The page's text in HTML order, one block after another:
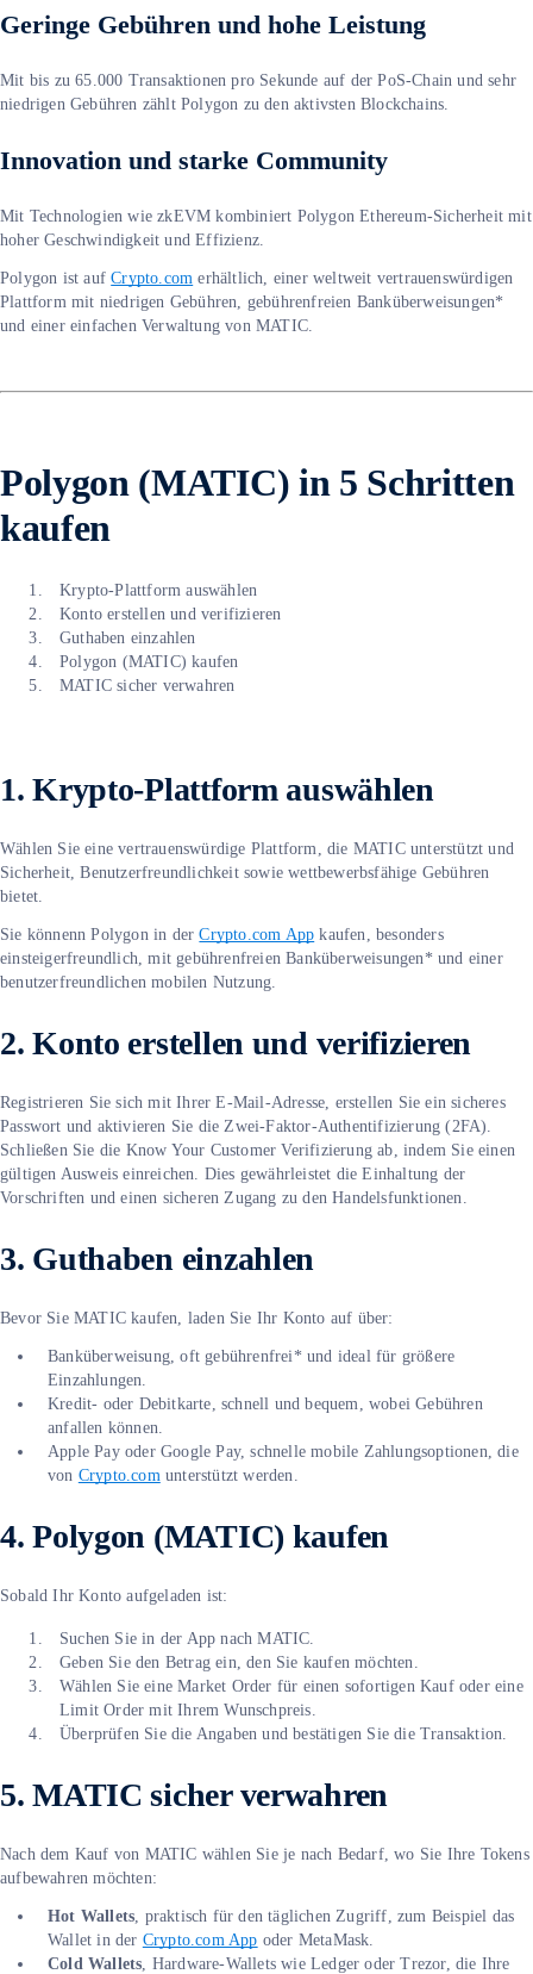
Geringe Gebühren und hohe Leistung
Mit bis zu 65.000 Transaktionen pro Sekunde auf der PoS-Chain und sehr
niedrigen Gebühren zählt Polygon zu den aktivsten Blockchains.
Innovation und starke Community
Mit Technologien wie zkEVM kombiniert Polygon Ethereum-Sicherheit mit
hoher Geschwindigkeit und Effizienz.
Polygon ist aufCrypto.com erhältlich, einer weltweit vertrauenswürdigen
Plattform mit niedrigen Gebühren, gebührenfreien Banküberweisungen*
und einer einfachen Verwaltung von MATIC.
Polygon (MATIC) in 5 Schritten
kaufen
Krypto-Plattform auswählen
Konto erstellen und verifizieren
Guthaben einzahlen
Polygon (MATIC) kaufen
MATIC sicher verwahren
1. Krypto-Plattform auswählen
Wählen Sie eine vertrauenswürdige Plattform, die MATIC unterstützt und
Sicherheit, Benutzerfreundlichkeit sowie wettbewerbsfähige Gebühren
bietet.
Sie könnenn Polygon in derCrypto.com App kaufen, besonders
einsteigerfreundlich, mit gebührenfreien Banküberweisungen* und einer
benutzerfreundlichen mobilen Nutzung.
2. Konto erstellen und verifizieren
Registrieren Sie sich mit Ihrer E-Mail-Adresse, erstellen Sie ein sicheres
Passwort und aktivieren Sie die Zwei-Faktor-Authentifizierung (2FA).
Schließen Sie die Know Your Customer Verifizierung ab, indem Sie einen
gültigen Ausweis einreichen. Dies gewährleistet die Einhaltung der
Vorschriften und einen sicheren Zugang zu den Handelsfunktionen.
3. Guthaben einzahlen
Bevor Sie MATIC kaufen, laden Sie Ihr Konto auf über:
Banküberweisung, oft gebührenfrei* und ideal für größere
Einzahlungen.
Kredit- oder Debitkarte, schnell und bequem, wobei Gebühren
anfallen können.
Apple Pay oder Google Pay, schnelle mobile Zahlungsoptionen, die
von Crypto.com unterstützt werden.
4. Polygon (MATIC) kaufen
Sobald Ihr Konto aufgeladen ist:
Suchen Sie in der App nach MATIC.
Geben Sie den Betrag ein, den Sie kaufen möchten.
Wählen Sie eine Market Order für einen sofortigen Kauf oder eine
Limit Order mit Ihrem Wunschpreis.
Überprüfen Sie die Angaben und bestätigen Sie die Transaktion.
5. MATIC sicher verwahren
Nach dem Kauf von MATIC wählen Sie je nach Bedarf, wo Sie Ihre Tokens
aufbewahren möchten:
Hot Wallets , praktisch für den täglichen Zugriff, zum Beispiel das
Wallet in der Crypto.com App oder MetaMask.
Cold Wallets , Hardware-Wallets wie Ledger oder Trezor, die Ihre